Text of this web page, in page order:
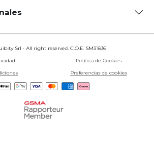
Srl - All right reserved. C.O.E. SM31836
Política de Cookies
Preferencias de cookies